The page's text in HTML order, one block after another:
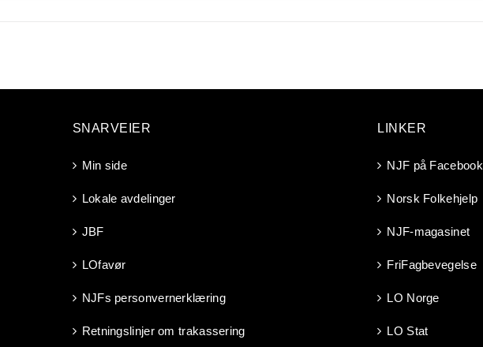
SNARVEIER
Min side
Lokale avdelinger
JBF
LOfavør
NJFs personvernerklæring
Retningslinjer om trakassering
LINKER
NJF på Facebook
Norsk Folkehjelp
NJF-magasinet
FriFagbevegelse
LO Norge
LO Stat